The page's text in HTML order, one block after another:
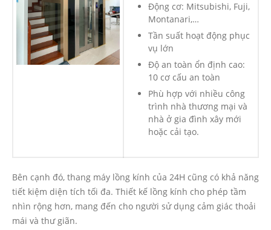
Động cơ: Mitsubishi, Fuji,
Montanari,…
Tần suất hoạt động phục
vụ lớn
Độ an toàn ổn định cao:
10 cơ cấu an toàn
Phù hợp với nhiều công
trình nhà thương mại và
nhà ở gia đình xây mới
hoặc cải tạo.
Bên cạnh đó, thang máy lồng kính của 24H cũng có khả năng
tiết kiệm diện tích tối đa. Thiết kế lồng kính cho phép tầm
nhìn rộng hơn, mang đến cho người sử dụng cảm giác thoải
mái và thư giãn.